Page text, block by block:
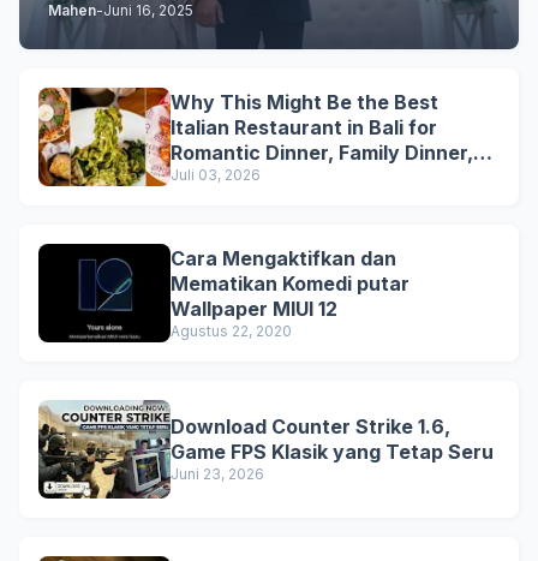
Mahen-Juni 16, 2025
Why This Might Be the Best
Italian Restaurant in Bali for
Romantic Dinner, Family Dinner,
and Business Lunch
Juli 03, 2026
Cara Mengaktifkan dan
Mematikan Komedi putar
Wallpaper MIUI 12
Agustus 22, 2020
Download Counter Strike 1.6,
Game FPS Klasik yang Tetap Seru
Juni 23, 2026